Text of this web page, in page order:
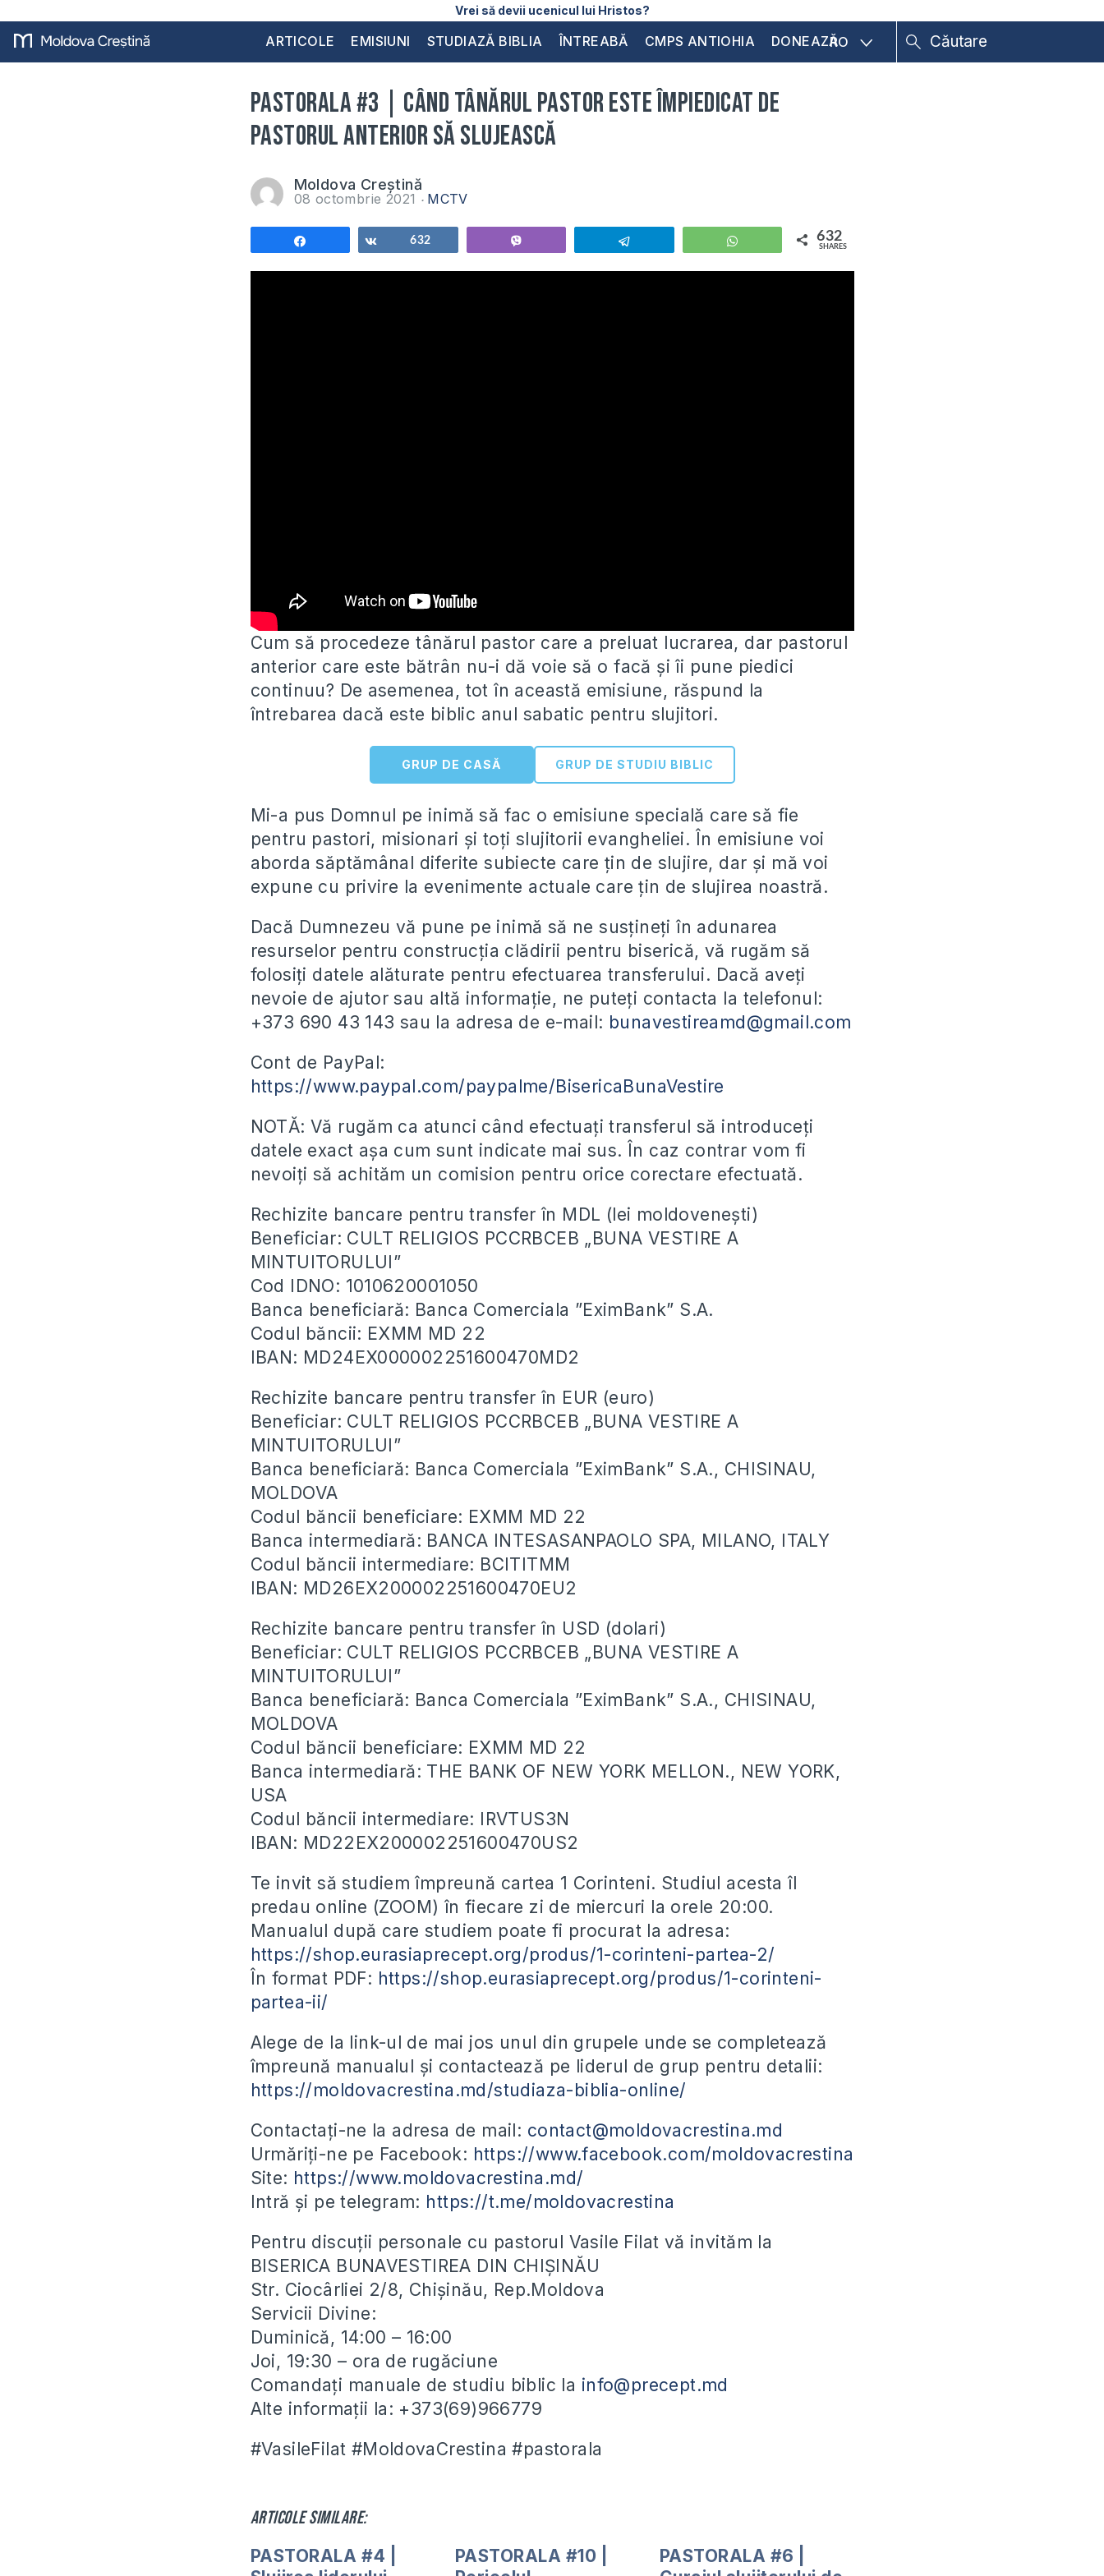
Vrei să devii ucenicul lui Hristos?
ARTICOLE EMISIUNI STUDIAZĂ BIBLIA ÎNTREABĂ CMPS ANTIOHIA DONEAZĂRO
PASTORALA #3 | Când tânărul pastor este împiedicat de
pastorul anterior să slujească
Moldova Creștină
08 octombrie 2021 MCTV
Share632 WhatsApp 632
SHARES
Cum să procedeze tânărul pastor care a preluat lucrarea, dar pastorul
anterior care este bătrân nu-i dă voie să ofacă și îi pune piedici
continuu? De asemenea, tot în această emisiune, răspund la
întrebarea dacă este biblic anul sabatic pentru slujitori.
GRUP DE CASĂ GRUP DE STUDIU BIBLIC
Mi-a pus Domnul pe inimă să fac o emisiune specială care să fie
pentru pastori, misionari și toți slujitorii evangheliei. În emisiune voi
aborda săptămânal diferite subiecte care țin de slujire, dar și mă voi
expune cu privire la evenimente actuale care țin de slujirea noastră.
Dacă Dumnezeu vă pune pe inimă să ne susțineți în adunarea
resurselor pentru construcția clădirii pentru biserică, vă rugăm să
folosiți datele alăturate pentru efectuarea transferului. Dacă aveți
nevoie de ajutor sau altă informație, ne puteți contacta la telefonul:
+373 690 43 143 sau la adresa de e-mail: bunavestireamd@gmail.com
Cont de PayPal:
https://www.paypal.com/paypalme/BisericaBunaVestire
NOTĂ: Vă rugăm ca atunci când efectuați transferul să introduceți
datele exact așa cum sunt indicate mai sus. În caz contrar vom fi
nevoiți să achităm un comision pentru orice corectare efectuată.
Rechizite bancare pentru transfer în MDL (lei moldovenești)
Beneficiar: CULT RELIGIOS PCCRBCEB „BUNA VESTIRE A
MINTUITORULUI”
Cod IDNO: 1010620001050
Banca beneficiară: Banca Comerciala ”EximBank” S.A.
Codul băncii: EXMM MD 22
IBAN: MD24EX000002251600470MD2
Rechizite bancare pentru transfer în EUR (euro)
Beneficiar: CULT RELIGIOS PCCRBCEB „BUNA VESTIRE A
MINTUITORULUI”
Banca beneficiară: Banca Comerciala ”EximBank” S.A., CHISINAU,
MOLDOVA
Codul băncii beneficiare: EXMM MD 22
Banca intermediară: BANCA INTESASANPAOLO SPA, MILANO, ITALY
Codul băncii intermediare: BCITITMM
IBAN: MD26EX200002251600470EU2
Rechizite bancare pentru transfer în USD (dolari)
Beneficiar: CULT RELIGIOS PCCRBCEB „BUNA VESTIRE A
MINTUITORULUI”
Banca beneficiară: Banca Comerciala ”EximBank” S.A., CHISINAU,
MOLDOVA
Codul băncii beneficiare: EXMM MD 22
Banca intermediară: THE BANK OF NEW YORK MELLON., NEW YORK,
USA
Codul băncii intermediare: IRVTUS3N
IBAN: MD22EX200002251600470US2
Te invit să studiem împreună cartea 1 Corinteni. Studiul acesta îl
predau online (ZOOM) în fiecare zi de miercuri la orele 20:00.
Manualul după care studiem poate fi procurat la adresa:
https://shop.eurasiaprecept.org/produs/1-corinteni-partea-2/
În format PDF: https://shop.eurasiaprecept.org/produs/1-corinteni-
partea-ii/
Alege de la link-ul de mai jos unul din grupele unde se completează
împreună manualul și contactează pe liderul de grup pentru detalii:
https://moldovacrestina.md/studiaza-biblia-online/
Contactați-ne la adresa de mail: contact@moldovacrestina.md
Urmăriți-ne pe Facebook: https://www.facebook.com/moldovacrestina
Site: https://www.moldovacrestina.md/
Intră și pe telegram: https://t.me/moldovacrestina
Pentru discuții personale cu pastorul Vasile Filat vă invităm la
BISERICA BUNAVESTIREA DIN CHIȘINĂU
Str. Ciocârliei 2/8, Chișinău, Rep.Moldova
Servicii Divine:
Duminică, 14:00 – 16:00
Joi, 19:30 – ora de rugăciune
Comandați manuale de studiu biblic la info@precept.md
Alte informații la: +373(69)966779
#VasileFilat #MoldovaCrestina #pastorala
Articole similare:
PASTORALA #4 |
PASTORALA #10 |
PASTORALA #6 |